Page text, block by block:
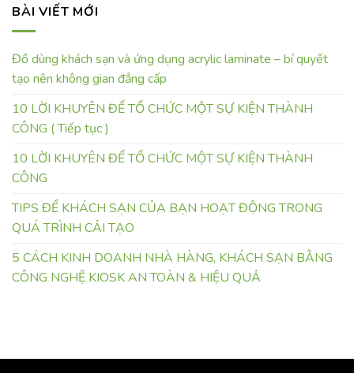
BÀI VIẾT MỚI
Đồ dùng khách sạn và ứng dụng acrylic laminate – bí quyết
tạo nên không gian đẳng cấp
10 LỜI KHUYÊN ĐỂ TỔ CHỨC MỘT SỰ KIỆN THÀNH
CÔNG ( Tiếp tục )
10 LỜI KHUYÊN ĐỂ TỔ CHỨC MỘT SỰ KIỆN THÀNH
CÔNG
TIPS ĐỂ KHÁCH SẠN CỦA BẠN HOẠT ĐỘNG TRONG
QUÁ TRÌNH CẢI TẠO
5 CÁCH KINH DOANH NHÀ HÀNG, KHÁCH SẠN BẰNG
CÔNG NGHỆ KIOSK AN TOÀN & HIỆU QUẢ